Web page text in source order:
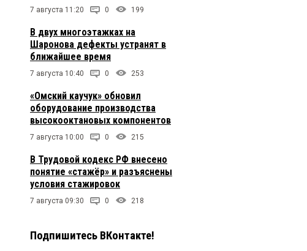
7 августа 11:20 0 199
В двух многоэтажках на
Шаронова дефекты устранят в
ближайшее время
7 августа 10:40 0 253
«Омский каучук» обновил
оборудование производства
высокооктановых компонентов
7 августа 10:00 0 215
В Трудовой кодекс РФ внесено
понятие «стажёр» и разъяснены
условия стажировок
7 августа 09:30 0 218
Подпишитесь ВКонтакте!